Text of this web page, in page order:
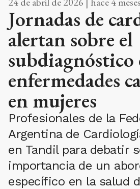
Jornadas de
alertan sobre el
subdiagnóstico
enfermedades
en mujeres
Profesionales de la
Argentina de
en Tandil para debatir
importancia de un
específico en la salud